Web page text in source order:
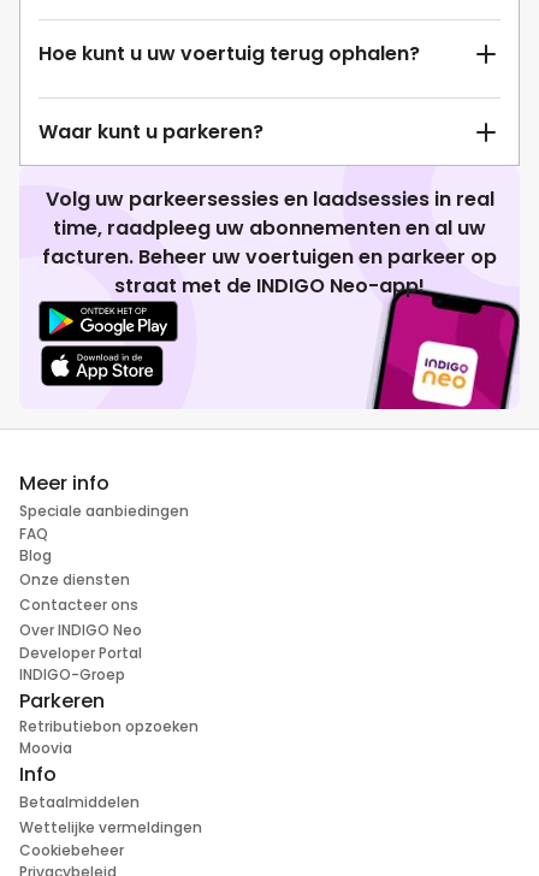
Hoe kunt u uw voertuig terug ophalen?
Waar kunt u parkeren?
Volg uw parkeersessies en laadsessies in real
time, raadpleeg uw abonnementen en al uw
facturen. Beheer uw voertuigen en parkeer op
straat met de INDIGO Neo-app!
Meer info
Speciale aanbiedingen
FAQ
Blog
Onze diensten
Contacteer ons
Over INDIGO Neo
Developer Portal
INDIGO-Groep
Parkeren
Retributiebon opzoeken
Moovia
Info
Betaalmiddelen
Wettelijke vermeldingen
Cookiebeheer